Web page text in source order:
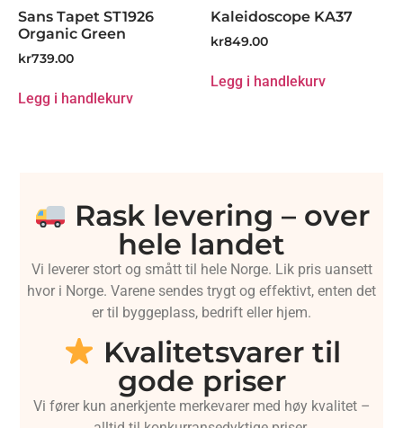
Sans Tapet ST1926
Organic Green
kr739.00
Legg i handlekurv
Kaleidoscope KA37
kr849.00
Legg i handlekurv
Rask levering – over
hele landet
Vi leverer stort og smått til hele Norge. Lik pris uansett
hvor i Norge. Varene sendes trygt og effektivt, enten det
er til byggeplass, bedrift eller hjem.
Kvalitetsvarer til
gode priser
Vi fører kun anerkjente merkevarer med høy kvalitet –